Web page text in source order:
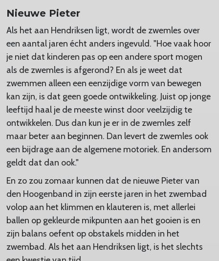
Nieuwe Pieter
Als het aan Hendriksen ligt, wordt de zwemles over
een aantal jaren écht anders ingevuld. "Hoe vaak hoor
je niet dat kinderen pas op een andere sport mogen
als de zwemles is afgerond? En als je weet dat
zwemmen alleen een eenzijdige vorm van bewegen
kan zijn, is dat geen goede ontwikkeling. Juist op jonge
leeftijd haal je de meeste winst door veelzijdig te
ontwikkelen. Dus dan kun je er in de zwemles zelf
maar beter aan beginnen. Dan levert de zwemles ook
een bijdrage aan de algemene motoriek. En andersom
geldt dat dan ook."
En zo zou zomaar kunnen dat de nieuwe Pieter van
den Hoogenband in zijn eerste jaren in het zwembad
volop aan het klimmen en klauteren is, met allerlei
ballen op gekleurde mikpunten aan het gooien is en
zijn balans oefent op obstakels midden in het
zwembad. Als het aan Hendriksen ligt, is het slechts